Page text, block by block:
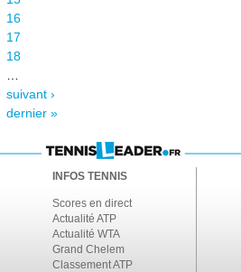
16
17
18
suivant ›
dernier »
INFOS TENNIS
Scores en direct
Actualité ATP
Actualité WTA
Grand Chelem
Classement ATP